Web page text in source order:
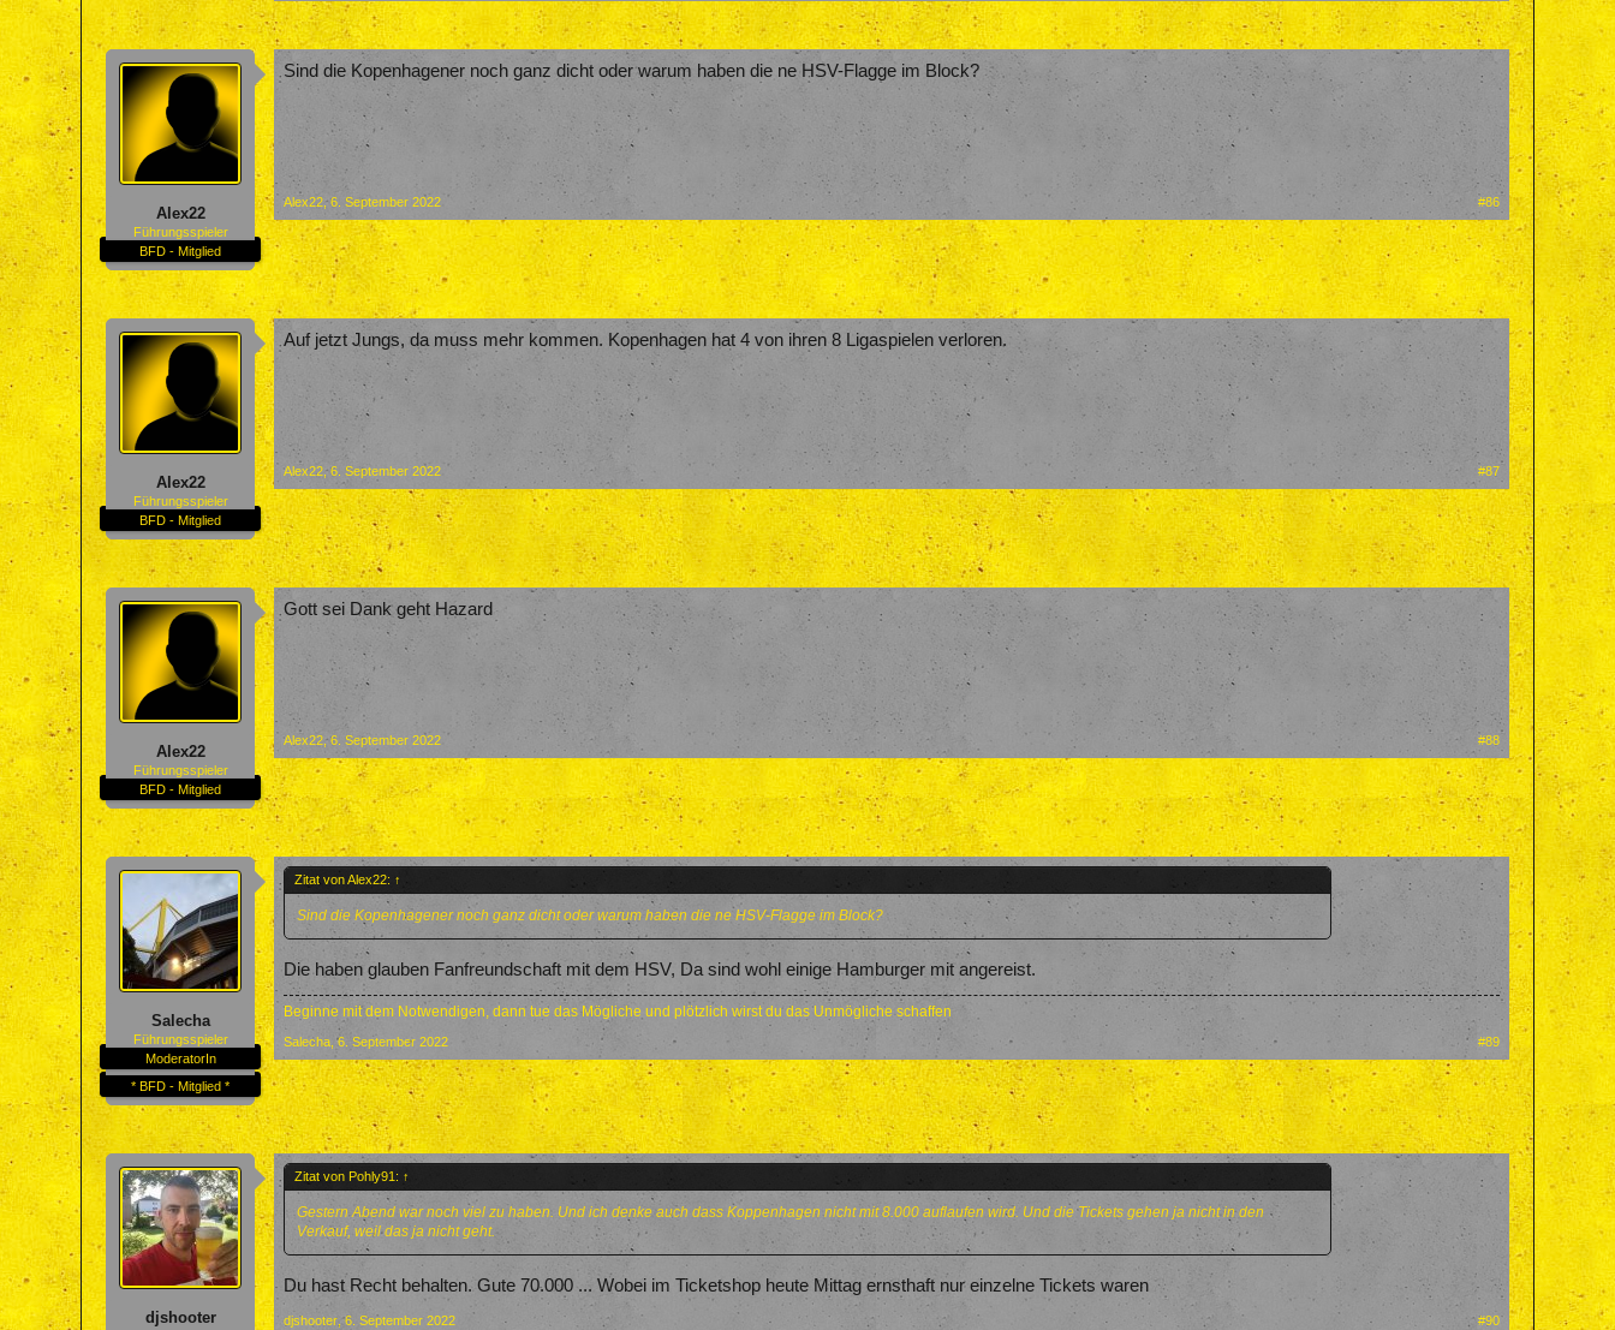
Alex22
Führungsspieler
BFD - Mitglied
Sind die Kopenhagener noch ganz dicht oder warum haben die ne HSV-Flagge im Block?
Alex22, 6. September 2022 #86
Alex22
Führungsspieler
BFD - Mitglied
Auf jetzt Jungs, da muss mehr kommen. Kopenhagen hat 4 von ihren 8 Ligaspielen verloren.
Alex22, 6. September 2022 #87
Alex22
Führungsspieler
BFD - Mitglied
Gott sei Dank geht Hazard
Alex22, 6. September 2022 #88
Salecha
Führungsspieler
ModeratorIn
* BFD - Mitglied *
Zitat von Alex22: ↑
Sind die Kopenhagener noch ganz dicht oder warum haben die ne HSV-Flagge im Block?
Die haben glauben Fanfreundschaft mit dem HSV, Da sind wohl einige Hamburger mit angereist.
Beginne mit dem Notwendigen, dann tue das Mögliche und plötzlich wirst du das Unmögliche schaffen
Salecha 6. September 2022 #89
djshooter
Zitat von Pohly91: ↑
Gestern Abend war noch viel zu haben. Und ich denke auch dass Koppenhagen nicht mit 8.000 auflaufen wird. Und die Tickets gehen ja nicht in den
Verkauf, weil das ja nicht geht.
Du hast Recht behalten. Gute 70.000 ... Wobei im Ticketshop heute Mittag ernsthaft nur einzelne Tickets waren
djshooter 6. September 2022 #90